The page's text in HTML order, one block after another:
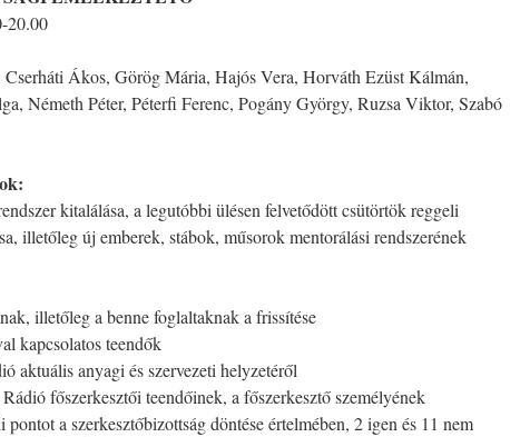
20.00
Cserháti Ákos, Görög Mária, Hajós Vera, Horváth Ezüst Kálmán,
Németh Péter, Péterfi Ferenc, Pogány György, Ruzsa Viktor, Szabó
kitalálása, a legutóbbi ülésen felvetődött csütörtök reggeli
illetőleg új emberek, stábok, műsorok mentorálási rendszerének
illetőleg a benne foglaltaknak a frissítése
kapcsolatos teendők
aktuális anyagi és szervezeti helyzetéről
főszerkesztői teendőinek, a főszerkesztő személyének
a szerkesztőbizottság döntése értelmében, 2 igen és 11 nem